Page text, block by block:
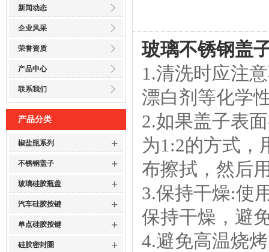
新闻动态
企业风采
荣誉资质
产品中心
联系我们
产品分类
椒盐瓶系列 +
不锈钢盖子 +
玻璃硅胶瓶盖 +
汽车硅胶按键 +
单点硅胶按键 +
硅胶密封圈 +
玻璃不锈钢盖
1.清洗时应注
漂白剂等化学
2.如果盖子表
为1:2的方式，
布擦拭，然后
3.保持干燥:使
保持干燥，避
4.避免高温烧